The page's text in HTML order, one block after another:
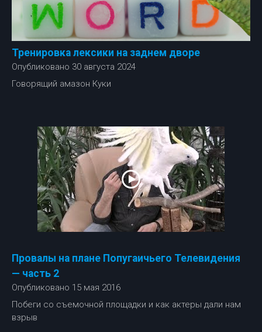
Тренировка лексики на заднем дворе
Опубликовано 30 августа 2024
Говорящий амазон Куки
Провалы на плане Попугаичьего Телевидения
— часть 2
Опубликовано 15 мая 2016
Побеги со съемочной площадки и как актеры дали нам
взрыв